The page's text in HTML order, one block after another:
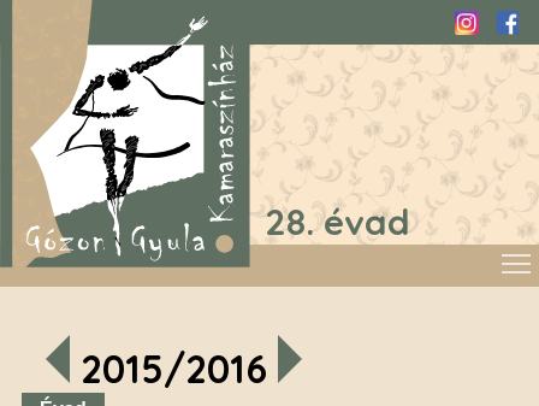
28. évad
2015/2016